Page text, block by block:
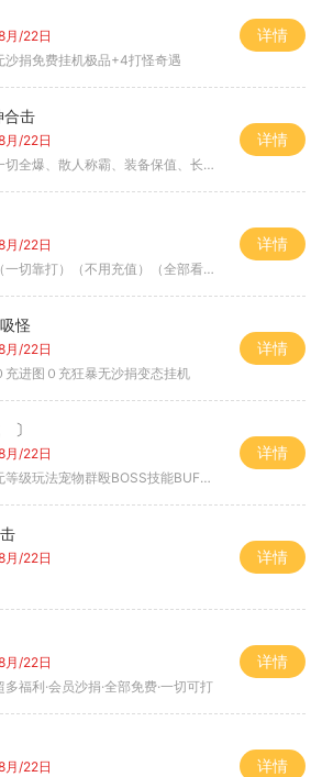
月/22日
沙捐免费挂机极品+4打怪奇遇
详情
合击
月/22日
切全爆、散人称霸、装备保值、长期耐玩
详情
月/22日
一切靠打）（不用充值）（全部看脸）
详情
怪
月/22日
充进图０充狂暴无沙捐变态挂机
详情
〕
月/22日
等级玩法宠物群殴BOSS技能BUFF铭文B
详情
月/22日
详情
月/22日
多福利·会员沙捐·全部免费·一切可打
详情
月/22日
详情